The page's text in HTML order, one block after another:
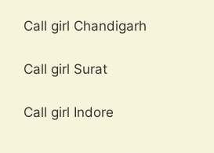
Call girl Chandigarh
Call girl Surat
Call girl Indore